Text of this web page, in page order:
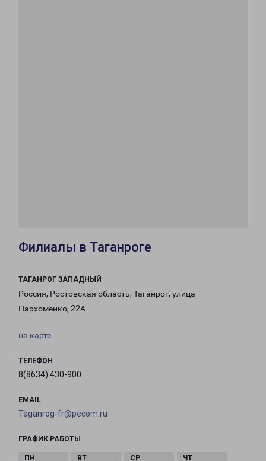
Филиалы в Таганроге
ТАГАНРОГ ЗАПАДНЫЙ
Россия, Ростовская область, Таганрог, улица
Пархоменко, 22А
на карте
ТЕЛЕФОН
8(8634) 430-900
EMAIL
Taganrog-fr@pecom.ru
ГРАФИК РАБОТЫ